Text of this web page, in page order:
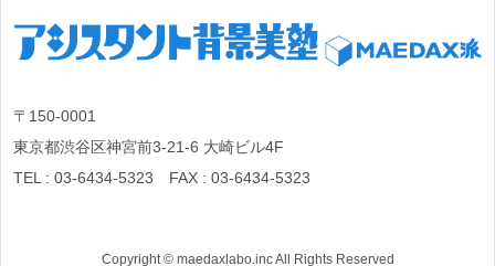
〒150-0001
東京都渋谷区神宮前3-21-6 大崎ビル4F
TEL : 03-6434-5323 FAX : 03-6434-5323
Copyright © maedaxlabo.inc All Rights Reserved